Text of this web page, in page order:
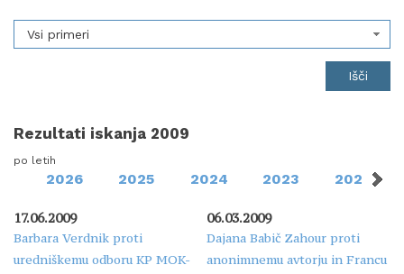
Vsi primeri
Rezultati iskanja 2009
po letih
2026 2025 2024 2023 2020
17.06.2009
Barbara Verdnik proti
uredniškemu odboru KP MOK-
06.03.2009
Dajana Babič Zahour proti
anonimnemu avtorju in Francu